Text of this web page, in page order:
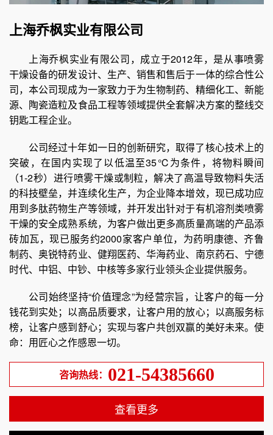
上海乔枫实业有限公司
上海乔枫实业有限公司，成立于2012年，是从事喷雾
干燥设备的研发设计、生产、销售和售后于一体的综合性公
司，本公司现成为一家致力于为生物制药、精细化工、新能
源、陶瓷造粒及食品工程等领域提供全套解决方案的整线交
钥匙工程企业。
公司经过十年如一日的创新研究，取得了核心技术上的
突破，在国内实现了以低温至35℃为条件，将物料瞬间
（1-2秒）进行喷雾干燥或制粒，解决了高温导致物料失活
的科技壁垒，并连续化生产，为企业降本增效，现已成功应
用到多肽药物生产等领域，并开发出针对于有机溶剂类喷雾
干燥的安全成熟系统，为客户做出更多高质量高端的产品添
砖加瓦，现已服务约2000家客户单位，为药明康德、齐鲁
制药、奥锐特药业、健翔医药、华海药业、南京药石、宁德
时代、中铝、中钞、中核等多家行业领头企业提供服务。
公司始终坚持“价值理念”为经营宗旨，让客户的每一分
钱花到实处；以高品质要求，让客户用的放心；以高服务标
榜，让客户感到舒心；实现与客户共创双赢的美好未来。使
命：用匠心之作感恩一切。
查看更多
咨询热线： 021-54385660